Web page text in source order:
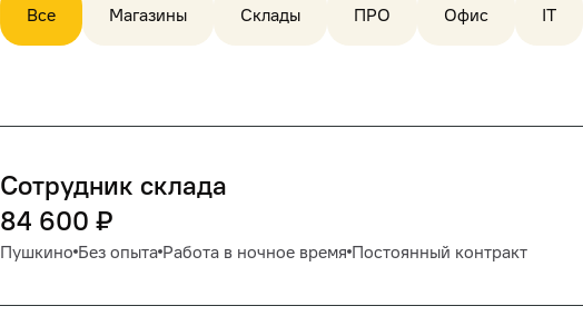
Все Магазины Склады ПРО Офис IT
Сотрудник склада
84 600 ₽
Пушкино Без опыта Работа в ночное время Постоянный контракт